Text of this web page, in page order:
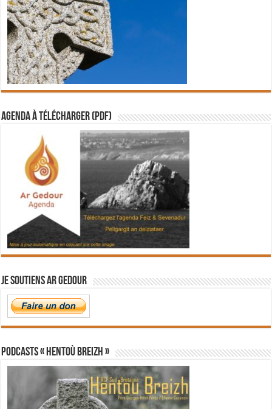
Agenda à télécharger (PDF)
Je soutiens Ar Gedour
PODCASTS « Hentoù Breizh »